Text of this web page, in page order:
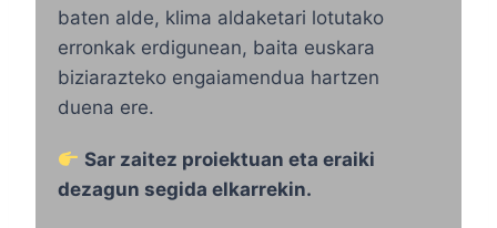
baten alde, klima aldaketari lotutako
erronkak erdigunean, baita euskara
biziarazteko engaiamendua hartzen
duena ere.
Sar zaitez proiektuan eta eraiki
dezagun segida elkarrekin.